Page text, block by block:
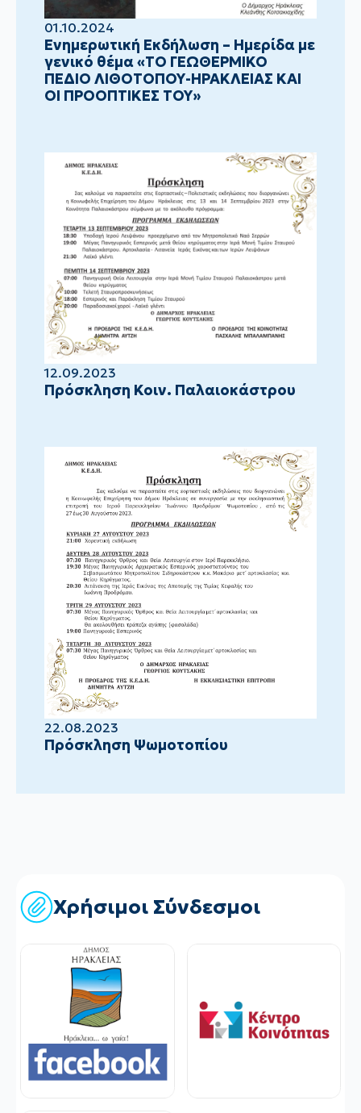
01.10.2024
Ενημερωτική Εκδήλωση – Ημερίδα με
γενικό θέμα «ΤΟ ΓΕΩΘΕΡΜΙΚΟ
ΠΕΔΙΟ ΛΙΘΟΤΟΠΟΥ-ΗΡΑΚΛΕΙΑΣ ΚΑΙ
ΟΙ ΠΡΟΟΠΤΙΚΕΣ ΤΟΥ»
12.09.2023
Πρόσκληση Κοιν. Παλαιοκάστρου
22.08.2023
Πρόσκληση Ψωμοτοπίου
Χρήσιμοι Σύνδεσμοι